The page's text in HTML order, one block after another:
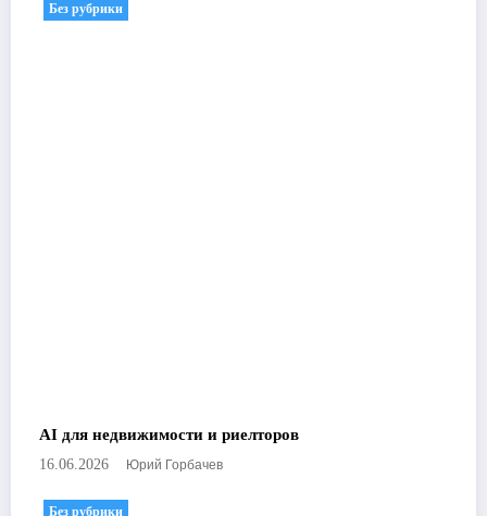
Без рубрики
AI для недвижимости и риелторов
16.06.2026 Юрий Горбачев
Без рубрики